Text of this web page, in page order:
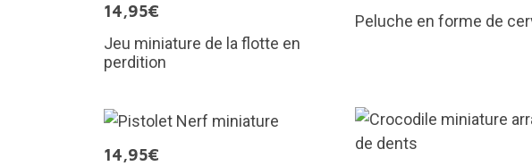
14,95€
Jeu miniature de la flotte en
perdition
Peluche en forme de
14,95€